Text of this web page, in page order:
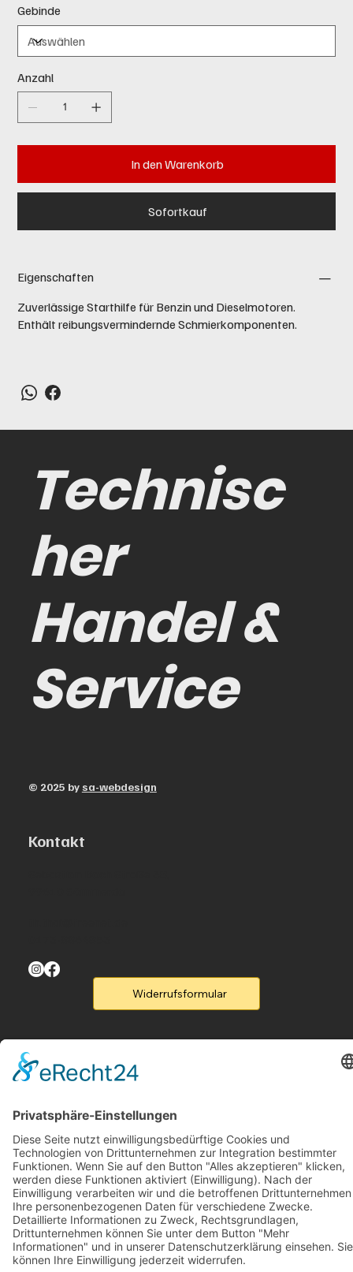
Gebinde
Anzahl
In den Warenkorb
Sofortkauf
Eigenschaften
Zuverlässige Starthilfe für Benzin und Dieselmotoren.
Enthält reibungsvermindernde Schmierkomponenten.
Technisc
her
Handel &
Service
© 2025 by sa-webdesign
Kontakt
Widerrufsformular
Menu
Home
Flyer
Legal
Rufen Sie un an
B2B-Partner
Legal
Impressum